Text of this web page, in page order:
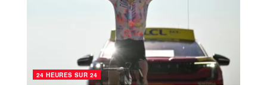
24 HEURES SUR 24